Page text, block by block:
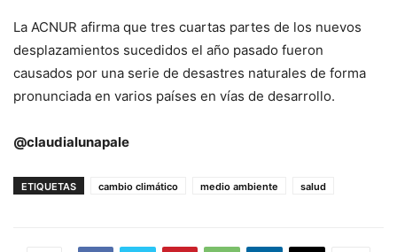
La ACNUR afirma que tres cuartas partes de los nuevos
desplazamientos sucedidos el año pasado fueron
causados por una serie de desastres naturales de forma
pronunciada en varios países en vías de desarrollo.
@claudialunapale
ETIQUETAS cambio climático medio ambiente salud